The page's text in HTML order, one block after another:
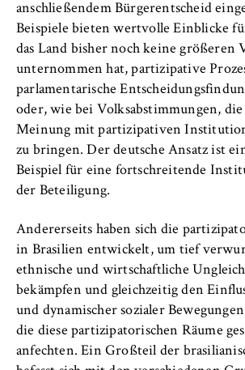
anschließendem Bürgerentscheid
Beispiele bieten wertvolle Einblicke
das Land bisher noch keine größeren
unternommen hat, partizipative
parlamentarische
oder, wie bei Volksabstimmungen,
Meinung mit partizipativen
zu bringen. Der deutsche Ansatz ist
Beispiel für eine fortschreitende
der Beteiligung.
Andererseits haben sich die
in Brasilien entwickelt, um tief
ethnische und wirtschaftliche
bekämpfen und gleichzeitig den
und dynamischer sozialer
die diese partizipatorischen Räume
anfechten. Ein Großteil der